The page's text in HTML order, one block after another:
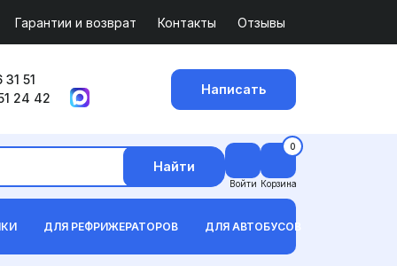
Гарантии и возврат Контакты Отзывы
51
24 42
Написать
Найти
Войти
0
Корзина
ДЛЯ РЕФРИЖЕРАТОРОВ ДЛЯ АВТОБУСОВ